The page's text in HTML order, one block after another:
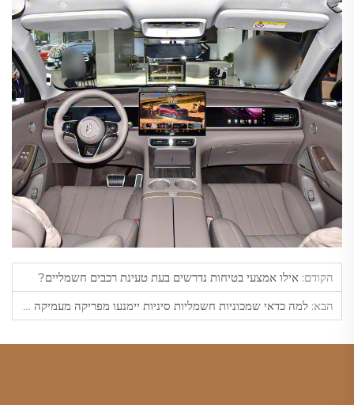
הקודם: אילו אמצעי בטיחות נדרשים בעת טעינת רכבים חשמליים?
הבא: למה כדאי שמכוניות חשמליות סיניות יימנעו מפריקה מעמיקה בתדירות גבוהה?